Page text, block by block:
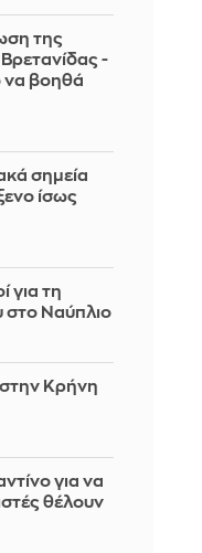
της
-
να βοηθά
σημεία
ίσως
για τη
στο Ναύπλιο
Κρήνη
για να
θέλουν